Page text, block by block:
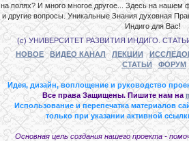
на полях? И много многое другое... Здесь на нашем
и другие вопросы. Уникальные Знания духовная
Индиго для Вас!
(с) УНИВЕРСИТЕТ РАЗВИТИЯ ИНДИГО.
НОВОЕ
ВИДЕО КАНАЛ ЛЕКЦИИ
СТАТЬИ
ФОРУМ
Идея, дизайн, воплощение и руководство
Все права Защищены. Пишите нам на
Использование и перепечатка материалов
только при указании активной
Основная цель создания нашего проекта -